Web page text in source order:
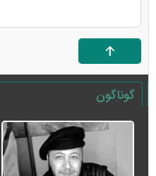
گوناگون